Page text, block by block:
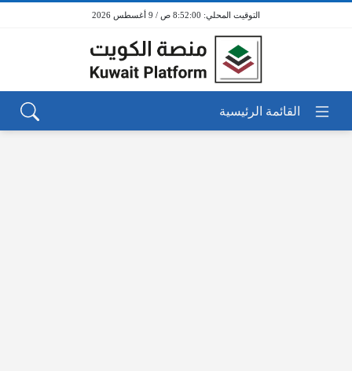
8:52:00 ص / 9 أغسطس 2026